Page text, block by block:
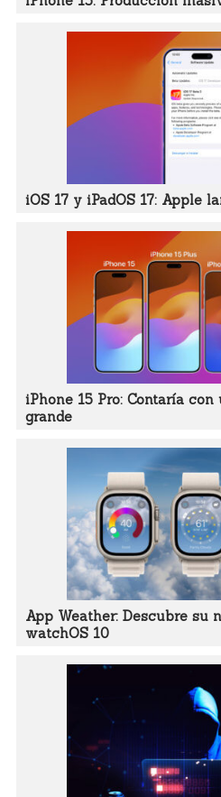
iOS 17 y iPadOS 17: Apple
iPhone 15 Pro: Contaría
grande
App Weather: Descubre su
watchOS 10